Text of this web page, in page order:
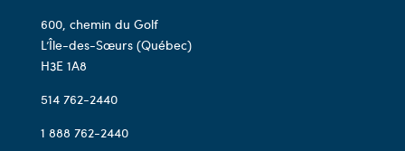
600, chemin du Golf
L’Île-des-Sœurs (Québec)
H3E 1A8
514 762-2440
1 888 762-2440